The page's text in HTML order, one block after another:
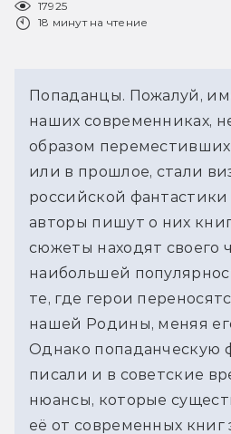
17925
18 минут на чтение
Попаданцы. Пожалуй,
наших современниках,
образом
или в прошлое, стали
российской фантастики
авторы пишут о них
сюжеты находят своего
наибольшей
те, где герои
нашей Родины, меняя
Однако попаданческую
писали и в советские
нюансы, которые
её от современных книг